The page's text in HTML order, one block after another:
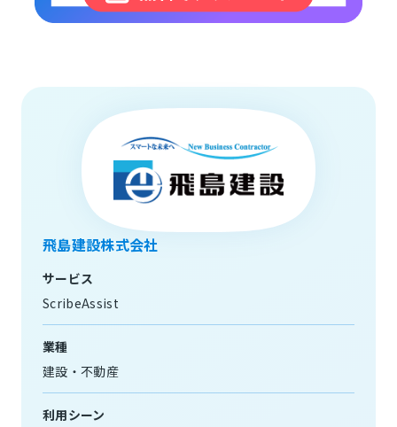
飛島建設株式会社
サービス
ScribeAssist
業種
建設・不動産
利用シーン